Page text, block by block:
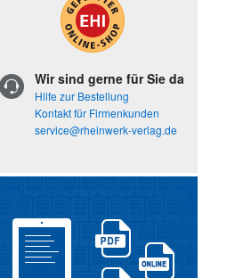
Wir sind gerne für Sie da
Hilfe zur Bestellung
Kontakt für Firmenkunden
service@rheinwerk-verlag.de